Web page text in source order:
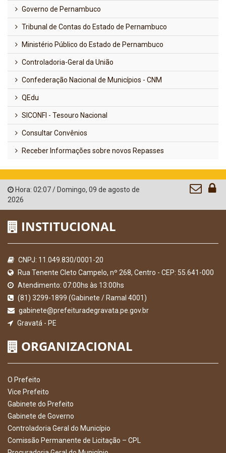
Governo de Pernambuco
Tribunal de Contas do Estado de Pernambuco
Ministério Público do Estado de Pernambuco
Controladoria-Geral da União
Confederação Nacional de Municípios - CNM
QEdu
SICONFI - Tesouro Nacional
Consultar Convênios
Receber Informações sobre novos Repasses
Hora: 02:07/ Domingo, 09 de agosto de
2026
INSTITUCIONAL
CNPJ: 11.049.830/0001-20
Rua Tenente Cleto Campelo, nº 268, Centro - CEP: 55.641-000
Atendimento: 07:00hs às 13:00hs
(81) 3299-1899 (Gabinete / Ramal 4001)
gabinete@prefeituradegravata.pe.gov.br
Gravatá - PE
ORGANIZACIONAL
O Prefeito
Vice Prefeito
Gabinete do Prefeito
Gabinete de Governo
Controladoria Geral do Município
Comissão Permanente de Licitação – CPL